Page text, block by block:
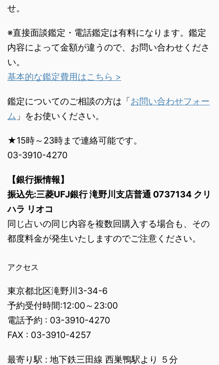
せ。
※直接面談鑑定・電話鑑定は有料になります。鑑定
内容によって金額が違うので、お問い合わせくださ
い。
基本的な鑑定費用はこちら >
鑑定についてのご相談の方は「 お問い合わせフォー
ム 」をお使いください。
★15時～23時まで連絡可能です。
03-3910-4270
【銀行振情報】
振込先:三菱UFJ銀行 滝野川支店普通 0737134 クリ
ハラ リオコ
同じ占いの同じ内容を複数回購入する場合も、その
都度料金が発生いたしますのでご注意ください。
アクセス
東京都北区滝野川3-34-6
予約受付時間:12:00～23:00
電話予約 : 03-3910-4270
FAX : 03-3910-4257
最寄り駅 : 地下鉄三田線 西巣鴨駅より ５分